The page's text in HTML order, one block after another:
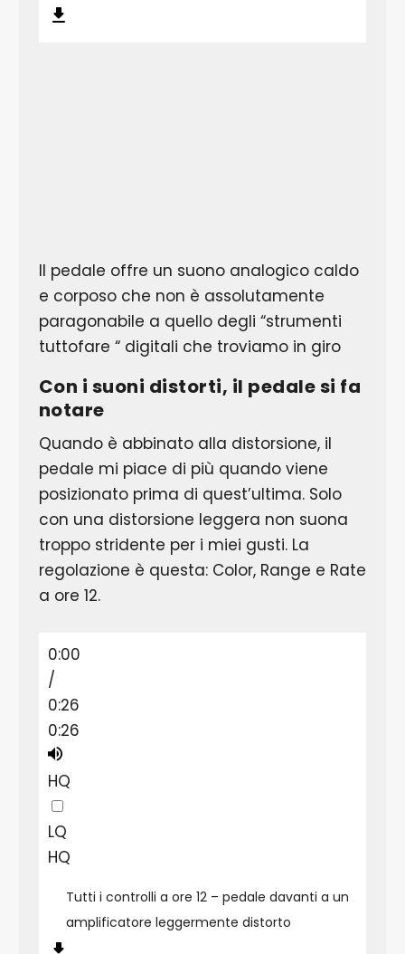
Il pedale offre un suono analogico caldo
e corposo che non è assolutamente
paragonabile a quello degli “strumenti
tuttofare “ digitali che troviamo in giro
Con i suoni distorti, il pedale si fa
notare
Quando è abbinato alla distorsione, il
pedale mi piace di più quando viene
posizionato prima di quest’ultima. Solo
con una distorsione leggera non suona
troppo stridente per i miei gusti. La
regolazione è questa: Color, Range e Rate
a ore 12.
0:00
/
0:26
0:26
HQ
LQ
HQ
Tutti i controlli a ore 12 – pedale davanti a un
amplificatore leggermente distorto